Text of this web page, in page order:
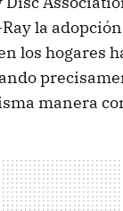
la
los hogares
manera